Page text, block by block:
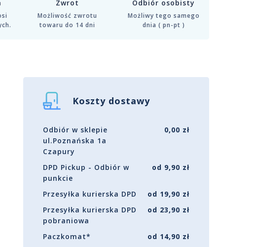
Zwrot
Możliwość zwrotu
towaru do 14 dni
Odbiór osobisty
Możliwy tego samego
dnia ( pn-pt )
Koszty dostawy
Odbiór w sklepie
ul.Poznańska 1a
Czapury
0,00 zł
DPD Pickup - Odbiór w
punkcie
od 9,90 zł
Przesyłka kurierska DPD
od 19,90 zł
Przesyłka kurierska DPD
pobraniowa
od 23,90 zł
Paczkomat*
od 14,90 zł